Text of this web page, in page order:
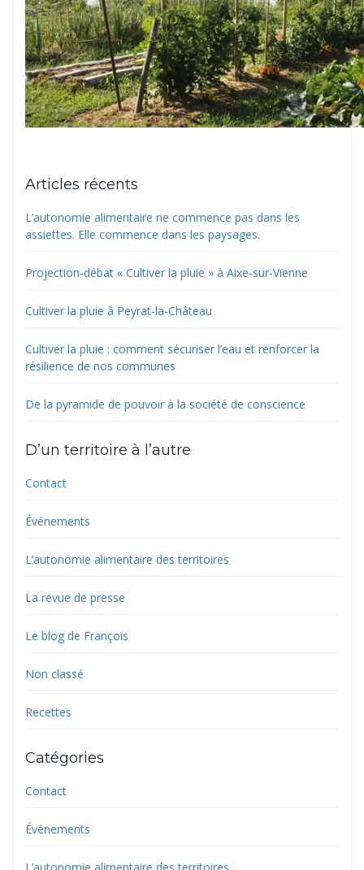
Articles récents
L’autonomie alimentaire ne commence pas dans les
assiettes. Elle commence dans les paysages.
Projection-débat « Cultiver la pluie » à Aixe-sur-Vienne
Cultiver la pluie à Peyrat-la-Château
Cultiver la pluie : comment sécuriser l’eau et renforcer la
résilience de nos communes
De la pyramide de pouvoir à la société de conscience
D’un territoire à l’autre
Contact
Événements
L’autonomie alimentaire des territoires
La revue de presse
Le blog de François
Non classé
Recettes
Catégories
Contact
Événements